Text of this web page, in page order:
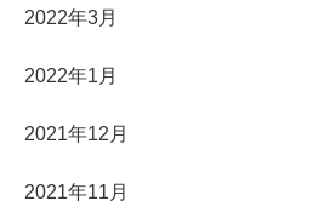
2022年3月
2022年1月
2021年12月
2021年11月